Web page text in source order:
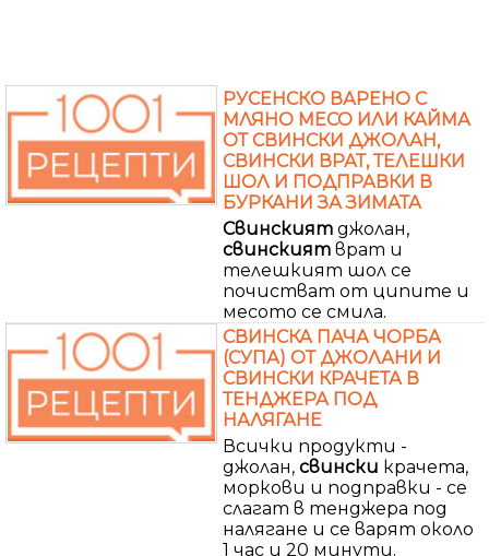
РУСЕНСКО ВАРЕНО С
МЛЯНО МЕСО ИЛИ КАЙМА
ОТ СВИНСКИ ДЖОЛАН,
СВИНСКИ ВРАТ, ТЕЛЕШКИ
ШОЛ И ПОДПРАВКИ В
БУРКАНИ ЗА ЗИМАТА
Свинският джолан,
свинският врат и
телешкият шол се
почистват от ципите и
месото се смила.
СВИНСКА ПАЧА ЧОРБА
(СУПА) ОТ ДЖОЛАНИ И
СВИНСКИ КРАЧЕТА В
ТЕНДЖЕРА ПОД
НАЛЯГАНЕ
Всички продукти -
джолан, свински крачета,
моркови и подправки - се
слагат в тенджера под
налягане и се варят около
1 час и 20 минути.